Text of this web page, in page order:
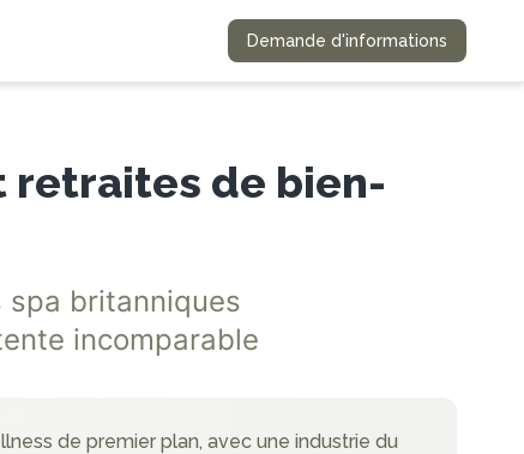
Demande d'informations
retraites de bien-
spa britanniques
incomparable
de premier plan, avec une industrie du